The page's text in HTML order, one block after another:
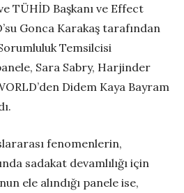
TÜHİD Başkanı ve Effect
Gonca Karakaş tarafından
Temsilcisi
Sara Sabry, Harjinder
Didem Kaya Bayram
fenomenlerin,
sadakat devamlılığı için
ele alındığı panele ise,